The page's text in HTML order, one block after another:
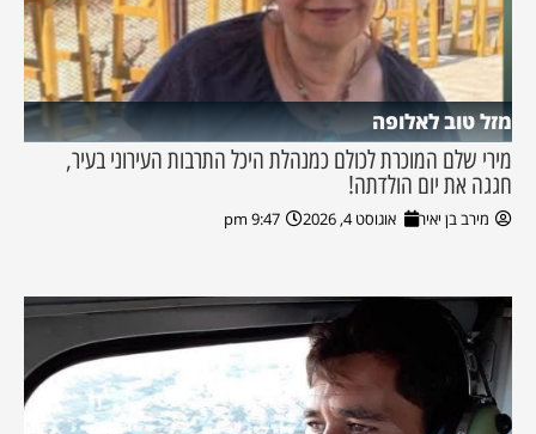
מזל טוב לאלופה
מירי שלם המוכרת לכולם כמנהלת היכל התרבות העירוני בעיר,
חגגה את יום הולדתה!
מירב בן יאיר אוגוסט 4, 2026 9:47 pm